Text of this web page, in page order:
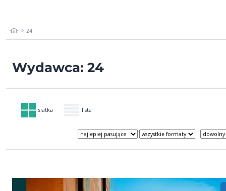
24
Wydawca: 24
siatka lista